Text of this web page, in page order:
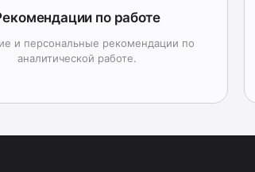
по работе
и персональные рекомендации по
аналитической работе.